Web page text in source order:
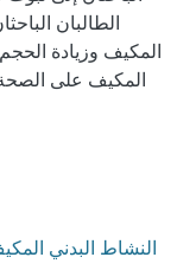
الطالبان
المكيف وزيادة
المكيف على الصحة
النشاط البدني